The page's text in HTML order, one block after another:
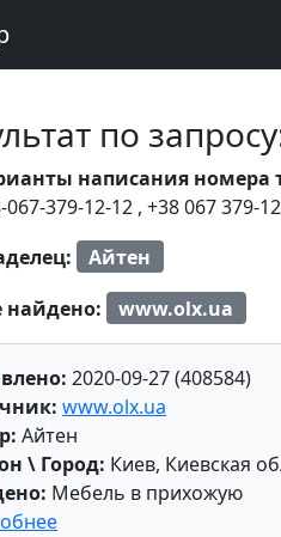
по
написания номера
067-379-12-12 , +38 067 379-
Айтен
найдено:
www.olx.ua
2020-09-27 (408584)
www.olx.ua
Айтен
\ Город: Киев, Киевская
Мебель в прихожую